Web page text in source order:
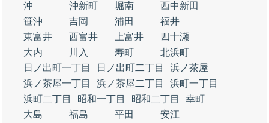
沖
沖新町 堀南
西中新田
笹沖
吉岡 浦田
福井
東富井
西富井 上富井
四十瀬
大内
川入 寿町
北浜町
日ノ出町一丁目
日ノ出町二丁目
浜ノ茶屋
浜ノ茶屋一丁目
浜ノ茶屋二丁目
浜町一丁目
浜町二丁目
昭和一丁目 昭和二丁目
幸町
大島
福島 平田 安江